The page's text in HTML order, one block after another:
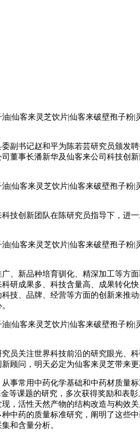
副书记赵和平为陈若芸研究员颁发
董事长潘新华及仙客来公司科技创
技创新团队在陈研究员指导下，进
、新品种培育驯化、精深加工等方
研成果多、科技含量高、成果转化
技、品牌、经营等方面的创新来推
员关注世界科技前沿的研究眼光、
顾问，明天必定为仙客来灵芝带来更
事常用中药化学基础和中药材质量
等课题的研究，多次获得奖励和表彰
，活性天然产物的结构改造与构效
中药的质量标准研究，阐明了这些中
和含量分析。